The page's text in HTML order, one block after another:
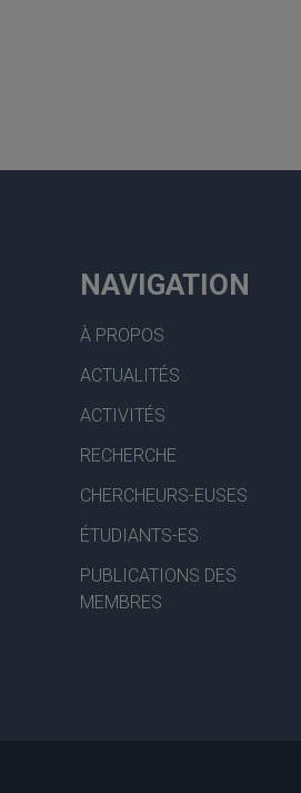
NAVIGATION
À PROPOS
ACTUALITÉS
ACTIVITÉS
RECHERCHE
CHERCHEURS-EUSES
ÉTUDIANTS-ES
PUBLICATIONS DES
MEMBRES